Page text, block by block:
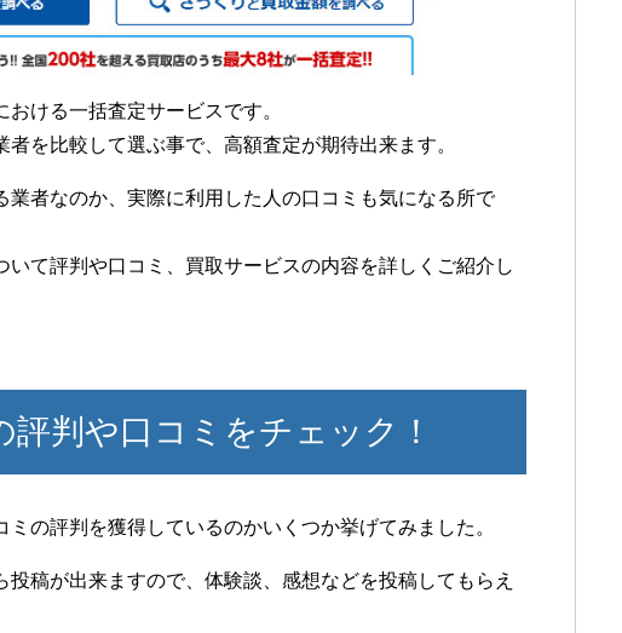
ける一括査定サービスです。
を比較して選ぶ事で、高額査定が期待出来ます。
者なのか、実際に利用した人の口コミも気になる所で
て評判や口コミ、買取サービスの内容を詳しくご紹介し
判や口コミをチェック！
の評判を獲得しているのかいくつか挙げてみました。
稿が出来ますので、体験談、感想などを投稿してもらえ